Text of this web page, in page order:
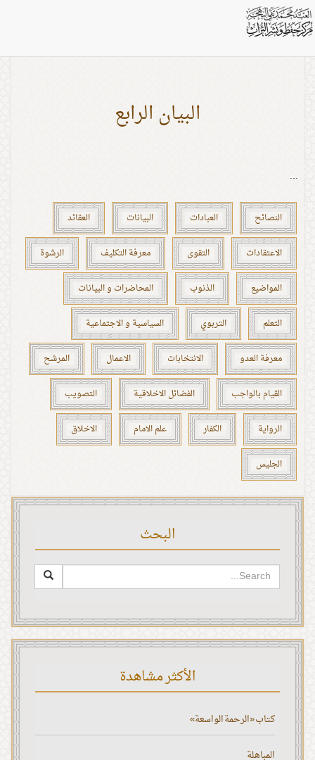
بطاقات: الاخلاق
البيان الرابع
...
النصائح العبادات البيانات العقائد
الاعتقادات التقوى معرفة التكليف الرشوة
المواضيع الذنوب المحاضرات و البيانات
التعلم التربوي السياسية و الاجتماعية
معرفة العدو الانتخابات الاعمال المرشح
القيام بالواجب الفضائل الاخلاقية التصويب
الرواية الكفار علم الامام الاخلاق
الجليس
البحث
الأكثر مشاهدة
كتاب «الرحمة الواسعة»
المباهلة